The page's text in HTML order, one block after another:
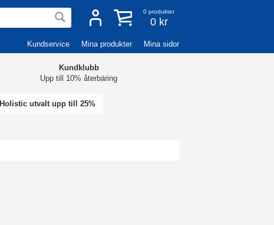
0 produkter
0 kr
Kundservice Mina produkter Mina sidor
Kundklubb
Upp till 10% återbäring
Holistic utvalt upp till 25%